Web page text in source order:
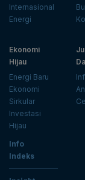
Internasional
Energi
Ekonomi
Hijau
Energi Baru
Ekonomi
Sirkular
Investasi
Hijau
Info
Indeks